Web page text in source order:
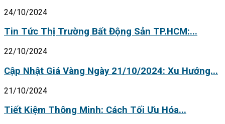
24/10/2024
Tin Tức Thị Trường Bất Động Sản TP.HCM:...
22/10/2024
Cập Nhật Giá Vàng Ngày 21/10/2024: Xu Hướng...
21/10/2024
Tiết Kiệm Thông Minh: Cách Tối Ưu Hóa...